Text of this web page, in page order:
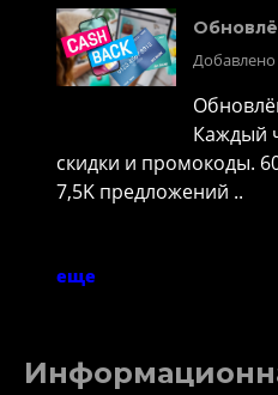
Добавлено
Каждый
скидки и промокоды.
7,5K предложений ..
еще